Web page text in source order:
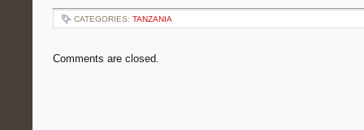
CATEGORIES: TANZANIA
Comments are closed.